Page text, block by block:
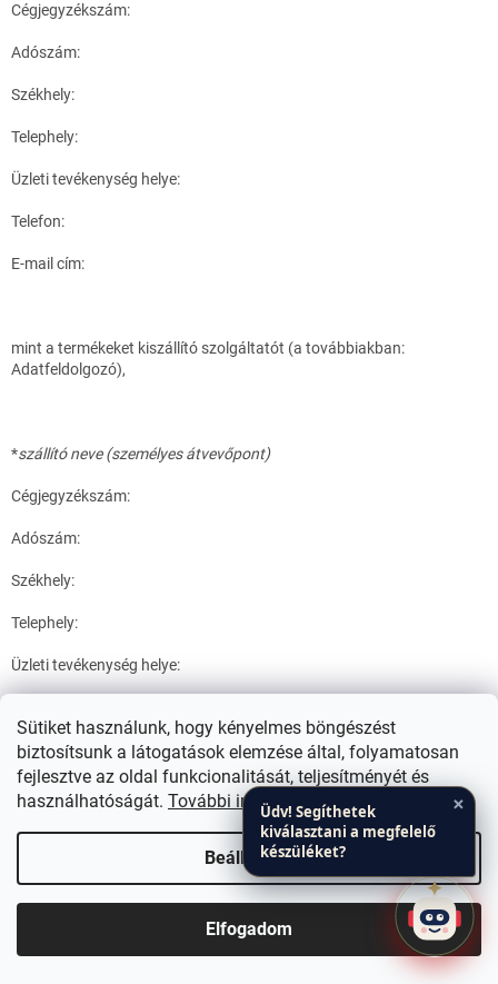
Sütiket használunk, hogy kényelmes böngészést
biztosítsunk a látogatások elemzése által, folyamatosan
fejlesztve az oldal funkcionalitását, teljesítményét és
használhatóságát. További információk
Beállítások
Elfogadom
Bemutatóterem Budapesten, Zuglóban! Szaktudás Irodaház
Terápia és Egészségpont 1143.Bp. Erzsébet királyné út 36/B 1.em.
Cégjegyzékszám:
Adószám:
Székhely:
Telephely:
Üzleti tevékenység helye:
Telefon:
E-mail cím:
mint a termékeket kiszállító szolgáltatót (a továbbiakban:
Adatfeldolgozó),
*szállító neve (személyes átvevőpont)
Cégjegyzékszám:
Adószám:
Székhely:
Telephely:
Üzleti tevékenység helye:
E-mail cím:
mint a termékeket átvételi pontra kiszállító szolgáltatót (a
továbbiakban: Adatfeldolgozó),
szállító neve (Csomagautomata)
×
Üdv! Segíthetek
kiválasztani a megfelelő
készüléket?